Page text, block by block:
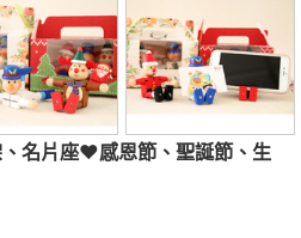
名片座❤感恩節、聖誕節、生